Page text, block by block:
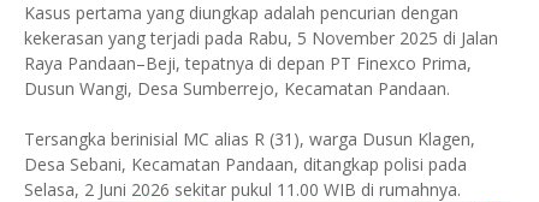
Kasus pertama yang diungkap adalah pencurian dengan
kekerasan yang terjadi pada Rabu, 5 November 2025 di Jalan
Raya Pandaan–Beji, tepatnya di depan PT Finexco Prima,
Dusun Wangi, Desa Sumberrejo, Kecamatan Pandaan.
Tersangka berinisial MC alias R (31), warga Dusun Klagen,
Desa Sebani, Kecamatan Pandaan, ditangkap polisi pada
Selasa, 2 Juni 2026 sekitar pukul 11.00 WIB di rumahnya.